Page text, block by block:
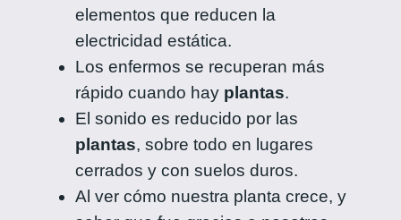
elementos que reducen la
electricidad estática.
Los enfermos se recuperan más
rápido cuando hay plantas.
El sonido es reducido por las
plantas, sobre todo en lugares
cerrados y con suelos duros.
Al ver cómo nuestra planta crece, y